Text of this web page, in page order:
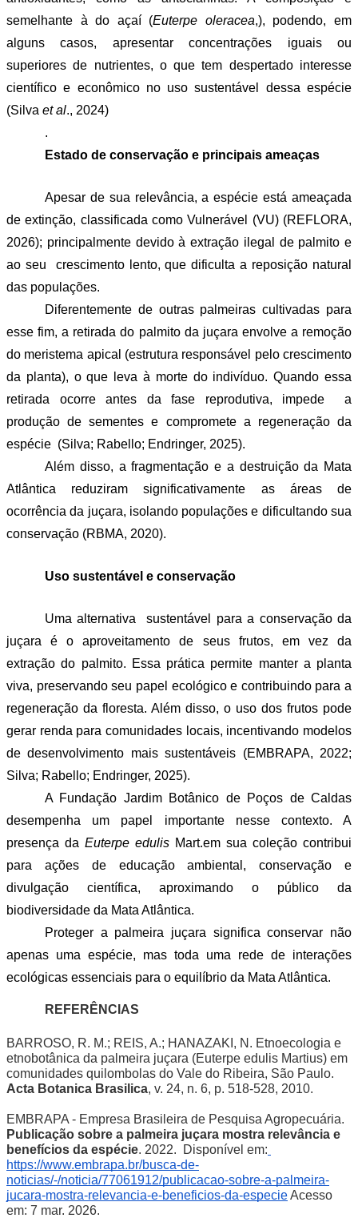
semelhante à do açaí (Euterpe oleracea,), podendo, em
alguns casos, apresentar concentrações iguais ou
superiores de nutrientes, o que tem despertado interesse
científico e econômico no uso sustentável dessa espécie
(Silva et al., 2024)
.
Estado de conservação e principais ameaças
Apesar de sua relevância, a espécie está ameaçada
de extinção, classificada como Vulnerável (VU) (REFLORA,
2026); principalmente devido à extração ilegal de palmito e
ao seu  crescimento lento, que dificulta a reposição natural
das populações.
Diferentemente de outras palmeiras cultivadas para
esse fim, a retirada do palmito da juçara envolve a remoção
do meristema apical (estrutura responsável pelo crescimento
da planta), o que leva à morte do indivíduo. Quando essa
retirada ocorre antes da fase reprodutiva, impede  a
produção de sementes e compromete a regeneração da
espécie  (Silva; Rabello; Endringer, 2025).
Além disso, a fragmentação e a destruição da Mata
Atlântica reduziram significativamente as áreas de
ocorrência da juçara, isolando populações e dificultando sua
conservação (RBMA, 2020).
Uso sustentável e conservação
Uma alternativa  sustentável para a conservação da
juçara é o aproveitamento de seus frutos, em vez da
extração do palmito. Essa prática permite manter a planta
viva, preservando seu papel ecológico e contribuindo para a
regeneração da floresta. Além disso, o uso dos frutos pode
gerar renda para comunidades locais, incentivando modelos
de desenvolvimento mais sustentáveis (EMBRAPA, 2022;
Silva; Rabello; Endringer, 2025).
A Fundação Jardim Botânico de Poços de Caldas
desempenha um papel importante nesse contexto. A
presença da Euterpe edulis Mart.em sua coleção contribui
para ações de educação ambiental, conservação e
divulgação científica, aproximando o público da
biodiversidade da Mata Atlântica.
Proteger a palmeira juçara significa conservar não
apenas uma espécie, mas toda uma rede de interações
ecológicas essenciais para o equilíbrio da Mata Atlântica.
REFERÊNCIAS
BARROSO, R. M.; REIS, A.; HANAZAKI, N. Etnoecologia e
etnobotânica da palmeira juçara (Euterpe edulis Martius) em
Acta Botanica Brasilica, v. 24, n. 6, p. 518-528, 2010.
Publicação sobre a palmeira juçara mostra relevância e
benefícios da espécie. 2022.  Disponível em:
https://www.embrapa.br/busca-de-
noticias/-/noticia/77061912/publicacao-sobre-a-palmeira-
jucara-mostra-relevancia-e-beneficios-da-especie Acesso
em: 7 mar. 2026.